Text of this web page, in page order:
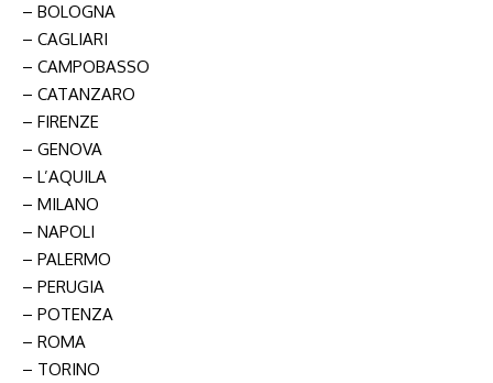
– BOLOGNA
– CAGLIARI
– CAMPOBASSO
– CATANZARO
– FIRENZE
– GENOVA
– L’AQUILA
– MILANO
– NAPOLI
– PALERMO
– PERUGIA
– POTENZA
– ROMA
– TORINO